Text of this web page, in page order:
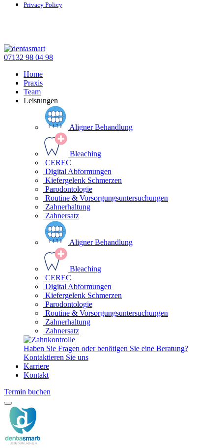
Privacy Policy
07132 98 04 98
Home
Praxis
Team
Leistungen
Aligner Behandlung
Bleaching
CEREC
Digital Abformungen
Kiefergelenk Schmerzen
Parodontologie
Routine & Vorsorgungsuntersuchungen
Zahnerhaltung
Zahnersatz
Aligner Behandlung
Bleaching
CEREC
Digital Abformungen
Kiefergelenk Schmerzen
Parodontologie
Routine & Vorsorgungsuntersuchungen
Zahnerhaltung
Zahnersatz
Haben Sie Fragen oder benötigen Sie eine Beratung?
Kontaktieren Sie uns
Karriere
Kontakt
Termin buchen